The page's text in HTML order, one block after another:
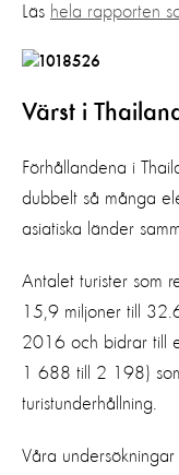
Läs hela rapporten
Värst i Thailand
Förhållandena i
dubbelt så många
asiatiska länder
Antalet turister som
15,9 miljoner till
2016 och bidrar till
1 688 till 2 198)
turistunderhållning.
Våra